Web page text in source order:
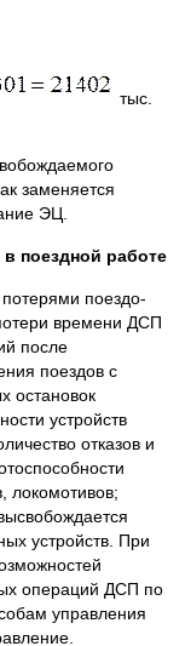
тыс.
заменяется
ЭЦ.
поездной работе
поездо-
времени ДСП
после
поездов с
остановок
устройств
отказов и
локомотивов;
устройств. При
операций ДСП по
управления